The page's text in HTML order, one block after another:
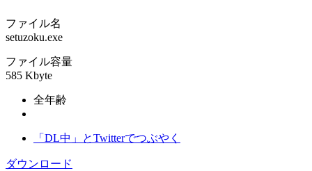
ファイル名
setuzoku.exe
ファイル容量
585 Kbyte
全年齢
「DL中」とTwitterでつぶやく
ダウンロード